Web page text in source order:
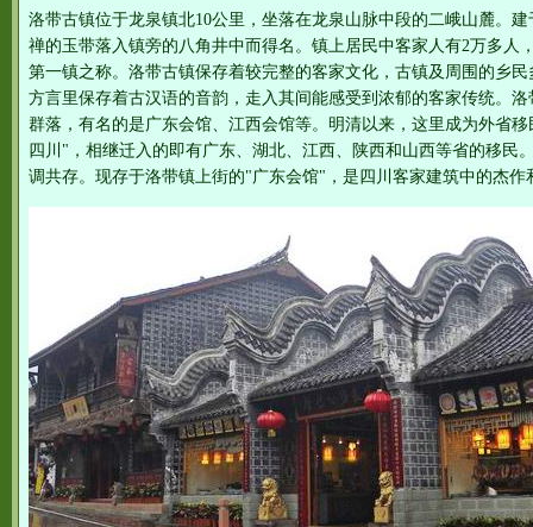
洛带古镇位于龙泉镇北10公里，坐落在龙泉山脉中段的二峨山麓。
禅的玉带落入镇旁的八角井中而得名。镇上居民中客家人有2万多人
第一镇之称。洛带古镇保存着较完整的客家文化，古镇及周围的乡
方言里保存着古汉语的音韵，走入其间能感受到浓郁的客家传统。
群落，有名的是广东会馆、江西会馆等。明清以来，这里成为外省
四川"，相继迁入的即有广东、湖北、江西、陕西和山西等省的移民
调共存。现存于洛带镇上街的"广东会馆"，是四川客家建筑中的杰